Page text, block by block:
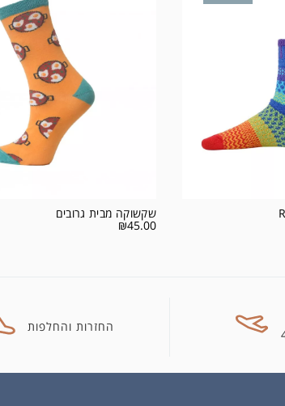
שקשוקה מבית גרובים
₪45.00
החזרות והחלפות